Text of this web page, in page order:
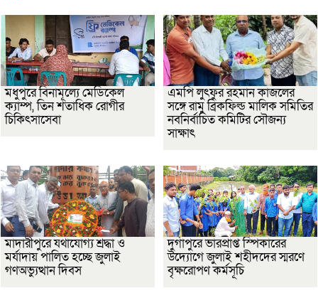
মধুপুরে বিনামূল্যে মেডিকেল
ক্যাম্প, তিন শতাধিক রোগীর
চিকিৎসাসেবা
এমপি লুৎফুর রহমান কাজলের
সঙ্গে রামু ব্রিকফিল্ড মালিক সমিতির
নবনির্বাচিত কমিটির সৌজন্য
সাক্ষাৎ
মাদারীপুরে যথাযোগ্য শ্রদ্ধা ও
মর্যাদায় পালিত হচ্ছে জুলাই
গণঅভ্যুত্থান দিবস
দুর্গাপুরে ভারপ্রাপ্ত স্পিকারের
উদ্যোগে জুলাই শহীদদের স্মরণে
বৃক্ষরোপণ কর্মসূচি